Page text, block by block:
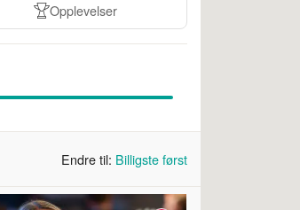
Opplevelser
Endre til: Billigste først